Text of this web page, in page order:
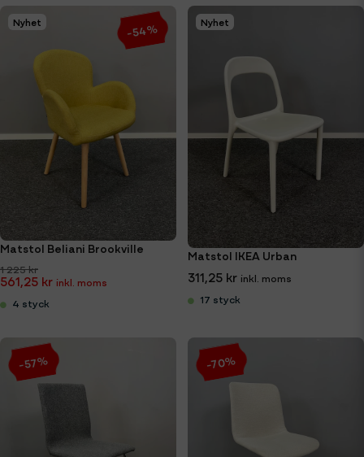
Matstol Beliani Brookville
1 225 kr
561,25 kr
4 styck
Nyhet -54%
Matstol IKEA Urban
311,25 kr
17 styck
Nyhet
-57% -70%